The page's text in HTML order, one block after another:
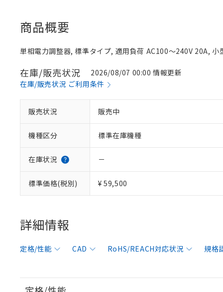
商品概要
単相電力調整器, 標準タイプ, 適用負荷 AC100～240V 20A, 小
在庫/販売状況
2026/08/07 00:00 情報更新
在庫/販売状況 ご利用条件
販売状況 販売中
機種区分 標準在庫機種
在庫状況 －
標準価格(税別) ¥ 59,500
詳細情報
定格/性能 CAD RoHS/REACH対応状況 規格